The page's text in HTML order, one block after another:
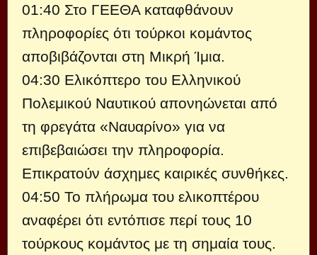
01:40 Στο ΓΕΕΘΑ καταφθάνουν
πληροφορίες ότι τούρκοι κομάντος
αποβιβάζονται στη Μικρή Ίμια.
04:30 Ελικόπτερο του Ελληνικού
Πολεμικού Ναυτικού απονηώνεται από
τη φρεγάτα «Ναυαρίνο» για να
επιβεβαιώσει την πληροφορία.
Επικρατούν άσχημες καιρικές συνθήκες.
04:50 Το πλήρωμα του ελικοπτέρου
αναφέρει ότι εντόπισε περί τους 10
τούρκους κομάντος με τη σημαία τους.